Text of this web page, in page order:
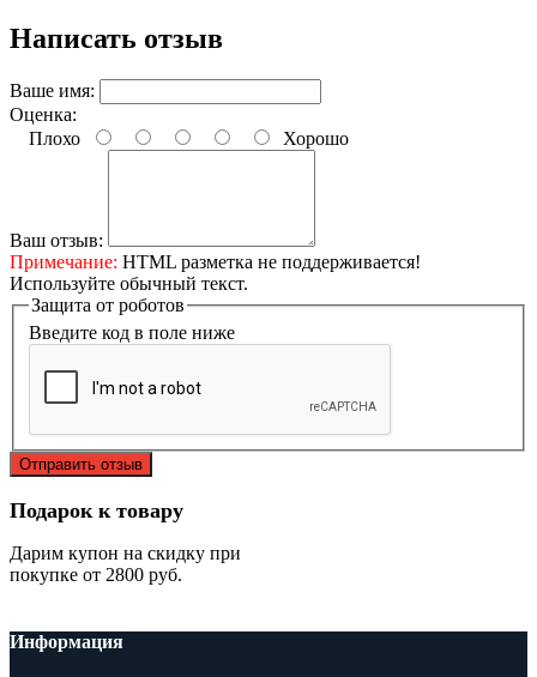
Написать отзыв
Ваше имя:
Оценка:
Плохо
Хорошо
Ваш отзыв:
Примечание: HTML разметка не поддерживается!
Используйте обычный текст.
Защита от роботов
Введите код в поле ниже
Отправить отзыв
Подарок к товару
Дарим купон на скидку при
покупке от 2800 руб.
Информация